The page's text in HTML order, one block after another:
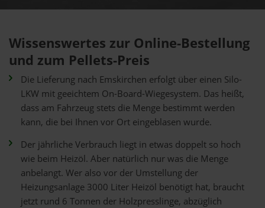
Wissenswertes zur Online-Bestellung
und zum Pellets-Preis
Die Lieferung nach Emskirchen erfolgt über einen Silo-
LKW mit geeichtem On-Board-Wiegesystem. Das heißt,
dass am Fahrzeug stets die Menge bestimmt werden
kann, die bei Ihnen vor Ort eingeblasen wurde.
Der jährliche Verbrauch liegt in etwas doppelt so hoch
wie beim Heizöl. Aber natürlich nur was die Menge
anbelangt. Wer also vor der Umstellung der
Heizungsanlage 3000 Liter Heizöl benötigt hat, braucht
jetzt rund 6 Tonnen der Holzpresslinge, abzüglich